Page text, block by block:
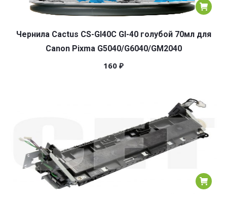
Чернила Cactus CS-GI40C GI-40 голубой 70мл для
Canon Pixma G5040/G6040/GM2040
160 ₽